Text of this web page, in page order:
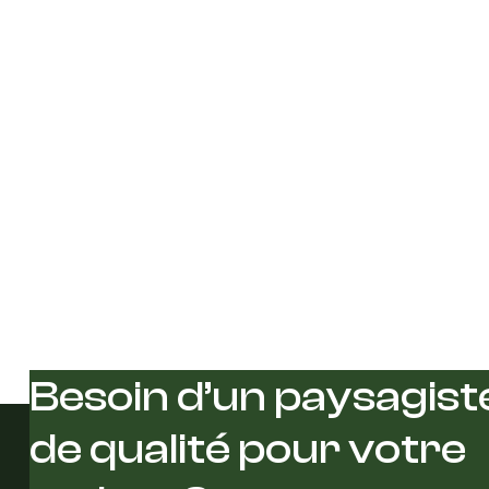
Besoin d’un
de qualité pour votre